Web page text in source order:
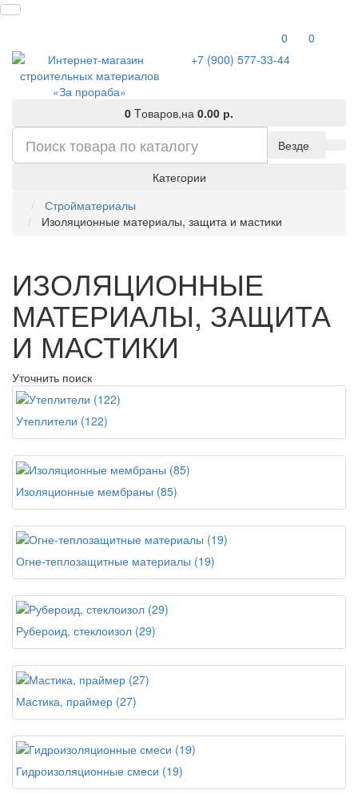
0
0
+7 (900) 577-33-44
0 Tоваров,на 0.00 р.
Везде
Категории
Стройматериалы
Изоляционные материалы, защита и мастики
ИЗОЛЯЦИОННЫЕ
МАТЕРИАЛЫ, ЗАЩИТА
И МАСТИКИ
Уточнить поиск
Утеплители (122)
Изоляционные мембраны (85)
Огне-теплозащитные материалы (19)
Рубероид, стеклоизол (29)
Мастика, праймер (27)
Гидроизоляционные смеси (19)